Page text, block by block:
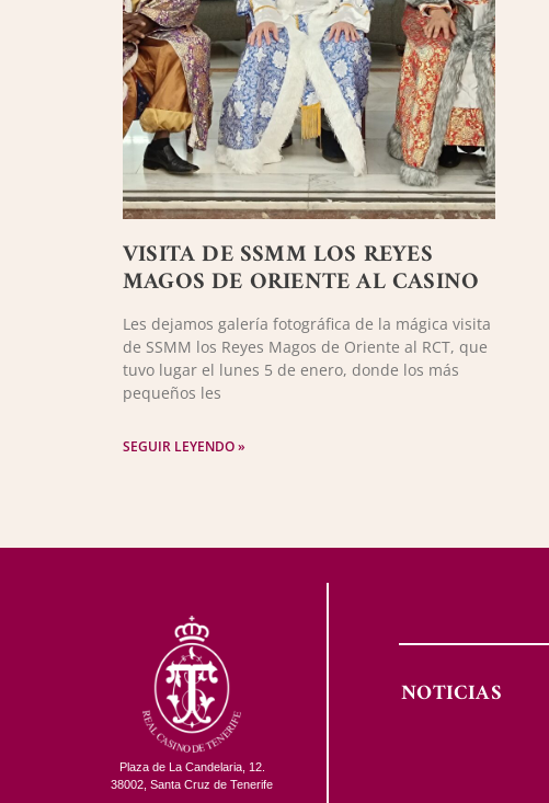
VISITA DE SSMM LOS REYES
MAGOS DE ORIENTE AL CASINO
Les dejamos galería fotográfica de la mágica visita
de SSMM los Reyes Magos de Oriente al RCT, que
tuvo lugar el lunes 5 de enero, donde los más
pequeños les
SEGUIR LEYENDO »
Plaza de La Candelaria, 12.
38002, Santa Cruz de Tenerife
NOTICIAS